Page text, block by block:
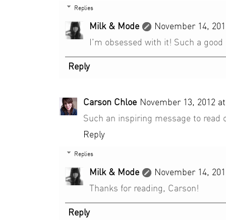
Replies
Milk & Mode
November 14,
I'm obsessed with it! Such a
Reply
Carson Chloe November 13, 2012
Such an inspiring message to read
Reply
Replies
Milk & Mode
November 14,
Thanks for reading, Carson!
Reply